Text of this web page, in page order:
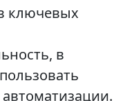
ключевых
в